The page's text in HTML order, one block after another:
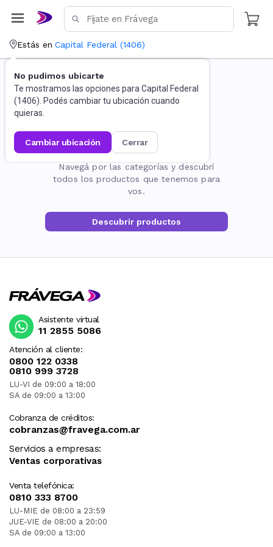
Estás en Capital Federal (1406)
No pudimos ubicarte
Te mostramos las opciones para Capital Federal
(1406). Podés cambiar tu ubicación cuando
quieras.
cambiar ubicación cerrar
La página no existe
Navegá por las categorías y descubrí
todos los productos que tenemos para
vos.
Descubrir productos
Atención al cliente:
0800 122 0338
0810 999 3728
LU-VI de 09:00 a 18:00
SA de 09:00 a 13:00
Cobranza de créditos:
cobranzas@fravega.com.ar
Servicios a empresas:
Ventas corporativas
Venta telefónica:
0810 333 8700
LU-MIE de 08:00 a 23:59
JUE-VIE de 08:00 a 20:00
SA de 09:00 a 13:00
Asistente virtual
11 2855 5086